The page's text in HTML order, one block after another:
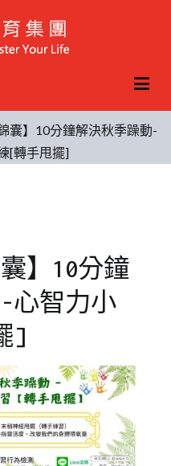
囊】10分鐘解決秋季躁動-
[轉手甩擺]
】10分鐘
心智力小
]